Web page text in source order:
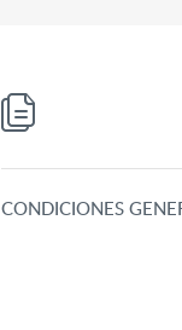
CONDICIONES